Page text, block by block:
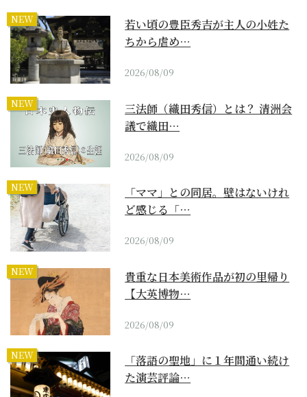
NEW
若い頃の豊臣秀吉が主人の小姓た
ちから虐め…
2026/08/09
NEW
三法師（織田秀信）とは？ 清洲会
議で織田…
2026/08/09
NEW
「ママ」との同居。壁はないけれ
ど感じる「…
2026/08/09
NEW
貴重な日本美術作品が初の里帰り
【大英博物…
2026/08/09
NEW
「落語の聖地」に１年間通い続け
た演芸評論…